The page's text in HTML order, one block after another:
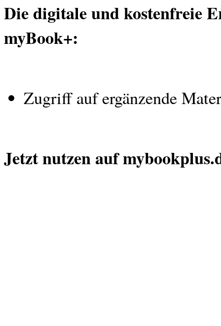
Die digitale und kostenfreie
myBook+:
Zugriff auf ergänzende
Jetzt nutzen auf